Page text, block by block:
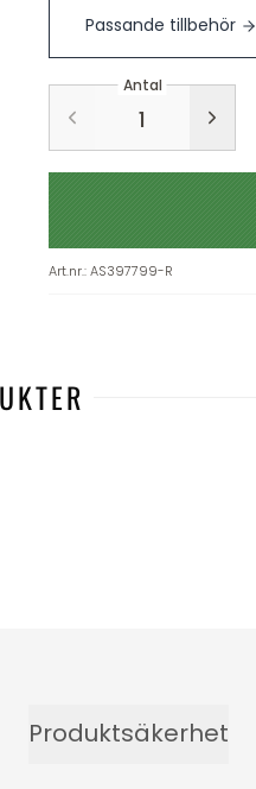
Passande tillbehör
Antal
Art.nr.:AS397799-R
Produktsäkerhet